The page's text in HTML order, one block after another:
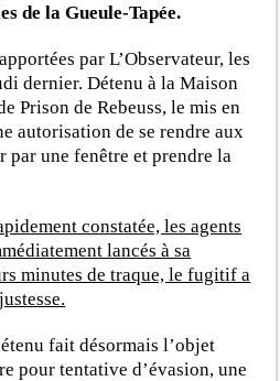
de la Gueule-Tapée.
par L’Observateur, les
dernier. Détenu à la Maison
Prison de Rebeuss, le mis en
autorisation de se rendre aux
par une fenêtre et prendre la
constatée, les agents
lancés à sa
minutes de traque, le fugitif a
fait désormais l’objet
pour tentative d’évasion, une